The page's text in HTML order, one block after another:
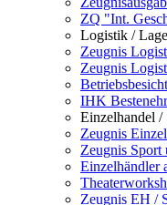
ZQ "Int.
Logistik /
Zeugnis
Zeugnis
IHK
Einzelhandel /
Zeugnis
Zeugnis Sport
Einzelhändler
Zeugnis EH /